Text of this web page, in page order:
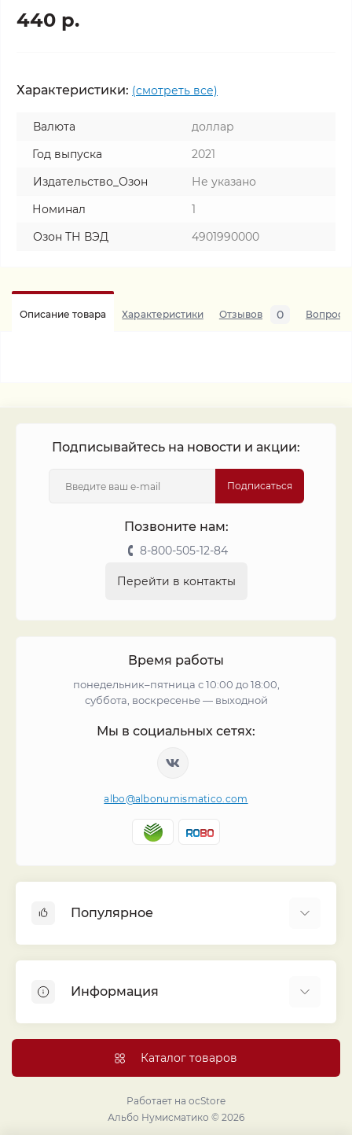
440 р.
Характеристики: (смотреть все)
Валюта
доллар
Год выпуска
2021
Издательство_Озон
Не указано
Номинал
1
Озон ТН ВЭД
4901990000
Описание товара Характеристики Отзывов 0 Вопросы
Подписывайтесь на новости и акции:
Подписаться
Позвоните нам:
8-800-505-12-84
Перейти в контакты
Время работы
понедельник–пятница с 10:00 до 18:00,
суббота, воскресенье — выходной
Мы в социальных сетях:
albo@albonumismatico.com
Популярное
Монеты
Банкноты
Листы для монет
Капсулы и холдеры
Проекты издательства
Информация
Договор публичной оферты
Политика конфиденциальности
Правовой раздел
Каталог товаров
Работает на ocStore
Альбо Нумисматико © 2026